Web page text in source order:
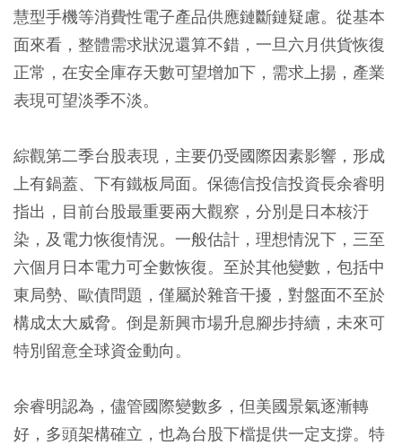
慧型手機等消費性電子產品供應鏈斷鏈疑慮。從基本
面來看，整體需求狀況還算不錯，一旦六月供貨恢復
正常，在安全庫存天數可望增加下，需求上揚，產業
表現可望淡季不淡。
綜觀第二季台股表現，主要仍受國際因素影響，形成
上有鍋蓋、下有鐵板局面。保德信投信投資長余睿明
指出，目前台股最重要兩大觀察，分別是日本核汙
染，及電力恢復情況。一般估計，理想情況下，三至
六個月日本電力可全數恢復。至於其他變數，包括中
東局勢、歐債問題，僅屬於雜音干擾，對盤面不至於
構成太大威脅。倒是新興市場升息腳步持續，未來可
特別留意全球資金動向。
余睿明認為，儘管國際變數多，但美國景氣逐漸轉
好，多頭架構確立，也為台股下檔提供一定支撐。特